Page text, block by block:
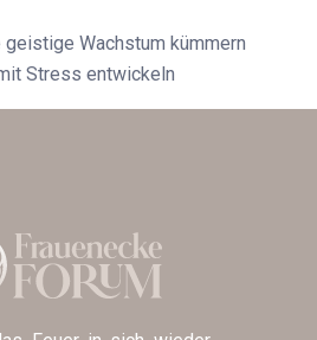
Wachstum kümmern
Stress entwickeln